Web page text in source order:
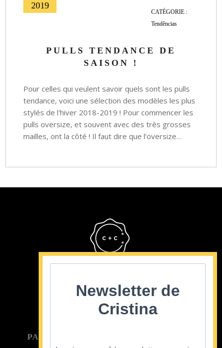
2019
CATÉGORIE :
Tendências
PULLS TENDANCE DE
SAISON !
Pour celles qui veulent savoir quels sont les pulls
tendance, voici une sélection des modèles les plus
stylés de l'hiver 2018-2019 ! Pour commencer les
pulls oversize, et souvent avec des très grosses
mailles, ont la côté ! Il faut dire que l’oversize…
PARTICULIER
Newsletter de
Cristina